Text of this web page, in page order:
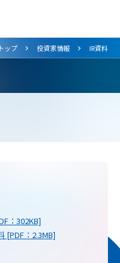
トップ >
投資家情報 >
IR資料
：302KB]
[PDF：2.3MB]